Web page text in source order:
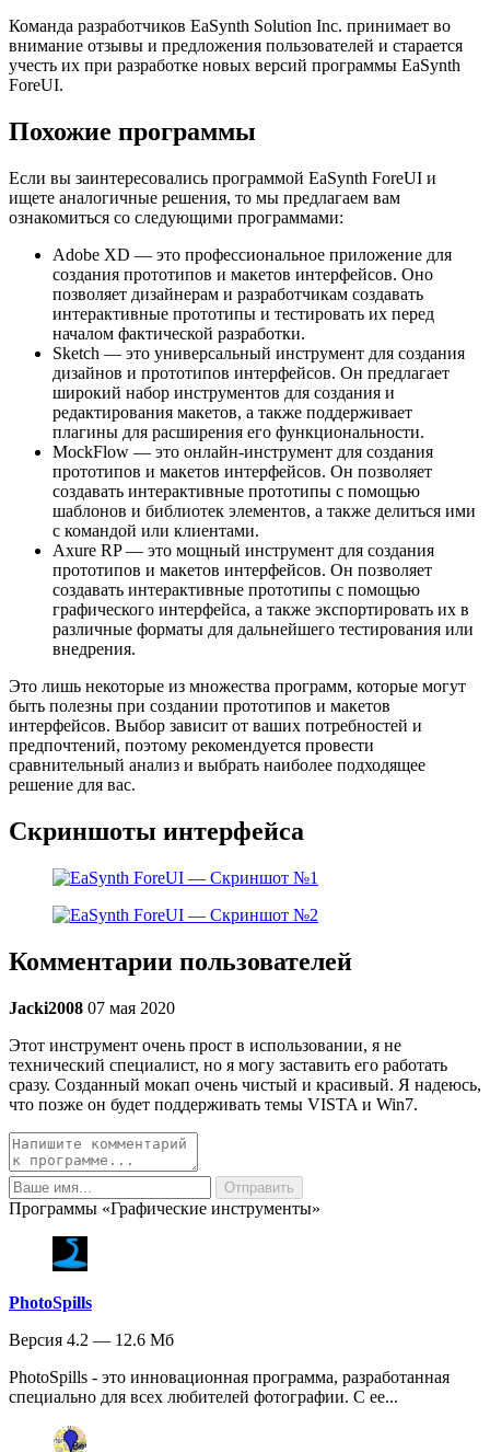
Команда разработчиков EaSynth Solution Inc. принимает во
внимание отзывы и предложения пользователей и старается
учесть их при разработке новых версий программы EaSynth
ForeUI.
Похожие программы
Если вы заинтересовались программой EaSynth ForeUI и
ищете аналогичные решения, то мы предлагаем вам
ознакомиться со следующими программами:
Adobe XD — это профессиональное приложение для
создания прототипов и макетов интерфейсов. Оно
позволяет дизайнерам и разработчикам создавать
интерактивные прототипы и тестировать их перед
началом фактической разработки.
Sketch — это универсальный инструмент для создания
дизайнов и прототипов интерфейсов. Он предлагает
широкий набор инструментов для создания и
редактирования макетов, а также поддерживает
плагины для расширения его функциональности.
MockFlow — это онлайн-инструмент для создания
прототипов и макетов интерфейсов. Он позволяет
создавать интерактивные прототипы с помощью
шаблонов и библиотек элементов, а также делиться ими
с командой или клиентами.
Axure RP — это мощный инструмент для создания
прототипов и макетов интерфейсов. Он позволяет
создавать интерактивные прототипы с помощью
графического интерфейса, а также экспортировать их в
различные форматы для дальнейшего тестирования или
внедрения.
Это лишь некоторые из множества программ, которые могут
быть полезны при создании прототипов и макетов
интерфейсов. Выбор зависит от ваших потребностей и
предпочтений, поэтому рекомендуется провести
сравнительный анализ и выбрать наиболее подходящее
решение для вас.
Скриншоты интерфейса
Комментарии пользователей
Jacki2008 07 мая 2020
Этот инструмент очень прост в использовании, я не
технический специалист, но я могу заставить его работать
сразу. Созданный мокап очень чистый и красивый. Я надеюсь,
что позже он будет поддерживать темы VISTA и Win7.
Программы «Графические инструменты»
PhotoSpills
Версия 4.2 — 12.6 Мб
PhotoSpills - это инновационная программа, разработанная
специально для всех любителей фотографии. С ее...